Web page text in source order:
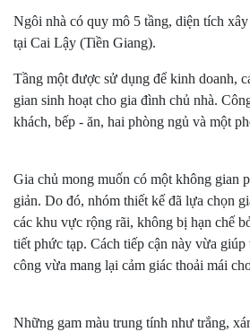
Ngôi nhà có quy mô 5 tầng, diện tích
tại Cai Lậy (Tiền Giang).
Tầng một được sử dụng để kinh doanh,
gian sinh hoạt cho gia đình chủ nhà.
khách, bếp - ăn, hai phòng ngủ và một
Gia chủ mong muốn có một không gian
giản. Do đó, nhóm thiết kế đã lựa chọn
các khu vực rộng rãi, không bị hạn chế
tiết phức tạp. Cách tiếp cận này vừa
công vừa mang lại cảm giác thoải mái
Những gam màu trung tính như trắng,